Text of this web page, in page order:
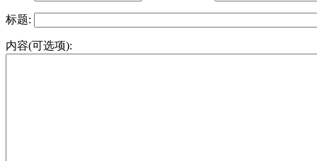
标题:
内容(可选项):